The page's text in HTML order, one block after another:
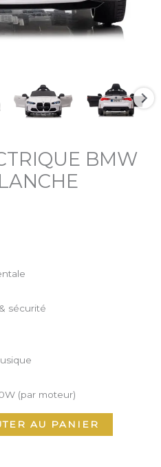
BMW
sécurité
(par moteur)
AU PANIER